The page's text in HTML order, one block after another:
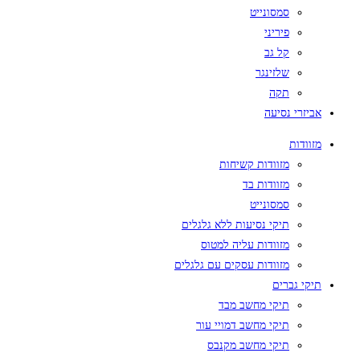
סמסונייט
פיריני
קל גב
שלזינגר
תקה
אביזרי נסיעה
מזוודות
מזוודות קשיחות
מזוודות בד
סמסונייט
תיקי נסיעות ללא גלגלים
מזוודות עליה למטוס
מזוודות עסקים עם גלגלים
תיקי גברים
תיקי מחשב מבד
תיקי מחשב דמויי עור
תיקי מחשב מקנבס